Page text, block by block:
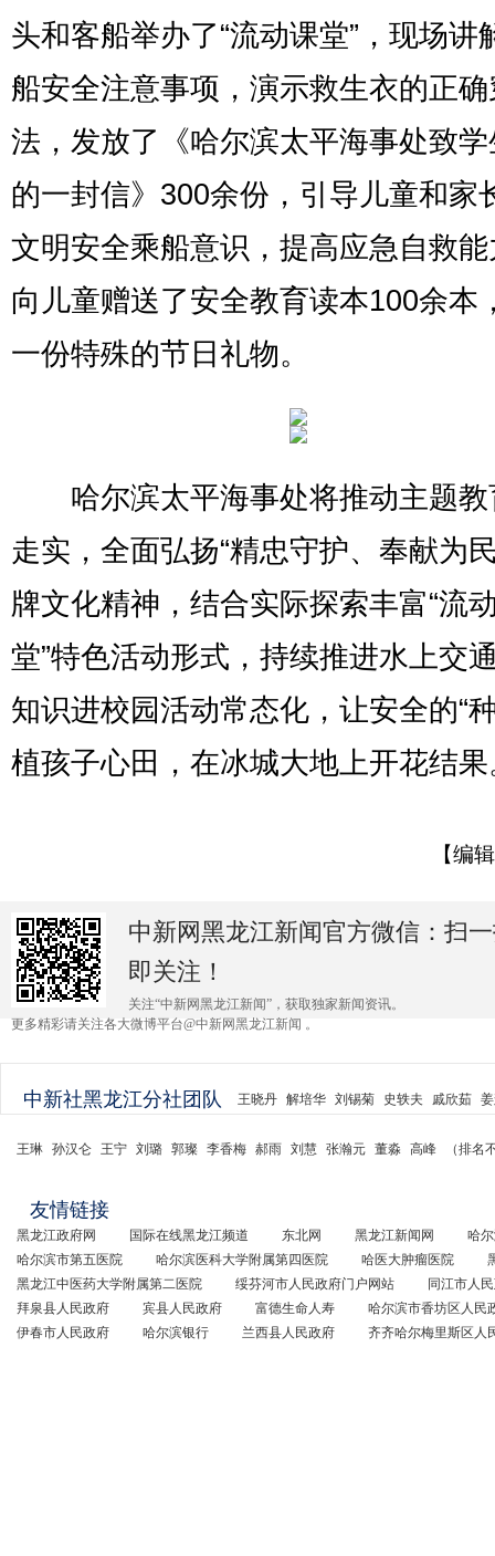
头和客船举办了“流动课堂”，现场讲
船安全注意事项，演示救生衣的正
法，发放了《哈尔滨太平海事处致
的一封信》300余份，引导儿童和家
文明安全乘船意识，提高应急自救
向儿童赠送了安全教育读本100余本
一份特殊的节日礼物。
哈尔滨太平海事处将推动主题教
走实，全面弘扬“精忠守护、奉献为
牌文化精神，结合实际探索丰富“流
堂”特色活动形式，持续推进水上交
知识进校园活动常态化，让安全的“
植孩子心田，在冰城大地上开花结
【编
中新网黑龙江新闻官方微信：扫
即关注！
关注“中新网黑龙江新闻”，获取独家新闻资讯。
更多精彩请关注各大微博平台@中新网黑龙江新闻 。
中新社黑龙江分社团队 王晓丹 解培华 刘锡菊 史轶夫 戚欣茹
王琳 孙汉仑 王宁 刘璐 郭璨 李香梅 郝雨 刘慧 张瀚元 董淼 高峰 （排名
友情链接
黑龙江政府网 国际在线黑龙江频道 东北网 黑龙江新闻网
哈
哈尔滨市第五医院
哈尔滨医科大学附属第四医院 哈医大肿瘤医院
黑龙江中医药大学附属第二医院
绥芬河市人民政府门户网站
同江市人
拜泉县人民政府
宾县人民政府 富德生命人寿
哈尔滨市香坊区人民
伊春市人民政府
哈尔滨银行 兰西县人民政府 齐齐哈尔梅里斯区人